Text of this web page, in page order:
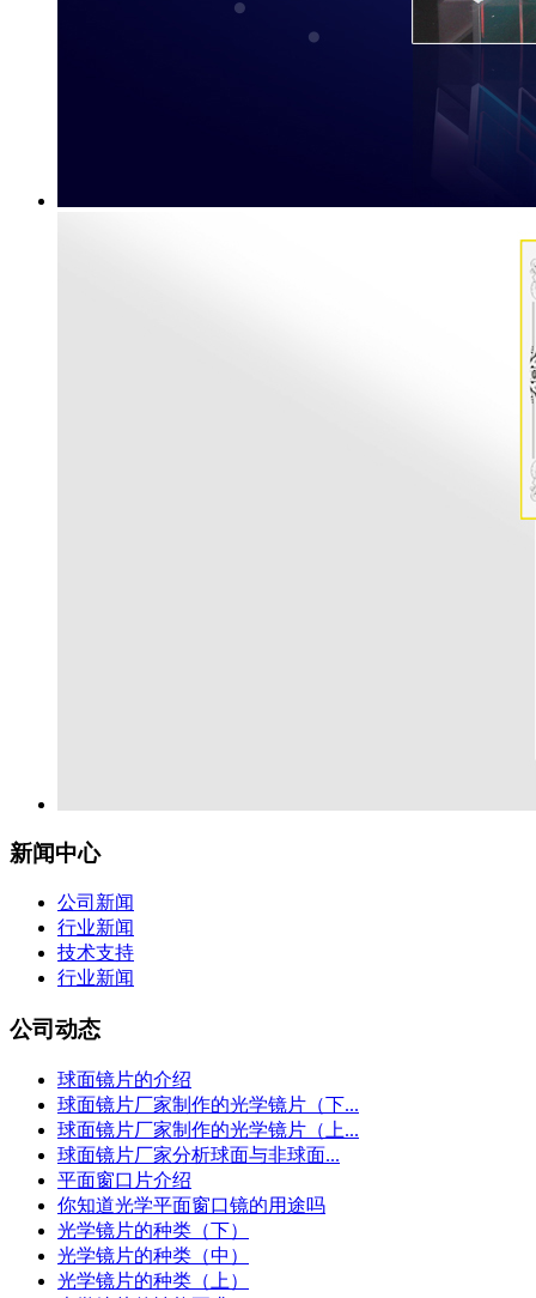
新闻中心
公司新闻
行业新闻
技术支持
行业新闻
公司动态
球面镜片的介绍
球面镜片厂家制作的光学镜片（下...
球面镜片厂家制作的光学镜片（上...
球面镜片厂家分析球面与非球面...
平面窗口片介绍
你知道光学平面窗口镜的用途吗
光学镜片的种类（下）
光学镜片的种类（中）
光学镜片的种类（上）